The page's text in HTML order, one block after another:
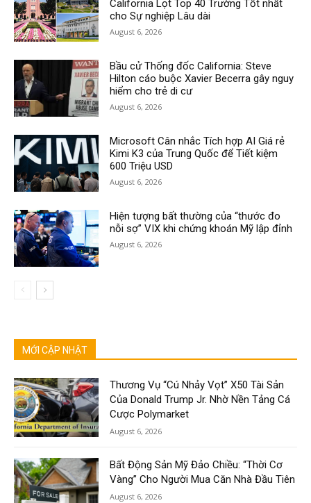
California Lọt Top 40 Trường Tốt nhất
cho Sự nghiệp Lâu dài
August 6, 2026
Bầu cử Thống đốc California: Steve
Hilton cáo buộc Xavier Becerra gây nguy
hiểm cho trẻ di cư
August 6, 2026
Microsoft Cân nhắc Tích hợp AI Giá rẻ
Kimi K3 của Trung Quốc để Tiết kiệm
600 Triệu USD
August 6, 2026
Hiện tượng bất thường của “thước đo
nỗi sợ” VIX khi chứng khoán Mỹ lập đỉnh
August 6, 2026
MỚI CẬP NHẬT
Thương Vụ “Cú Nhảy Vọt” X50 Tài Sản
Của Donald Trump Jr. Nhờ Nền Tảng Cá
Cược Polymarket
August 6, 2026
Bất Động Sản Mỹ Đảo Chiều: “Thời Cơ
Vàng” Cho Người Mua Căn Nhà Đầu Tiên
August 6, 2026